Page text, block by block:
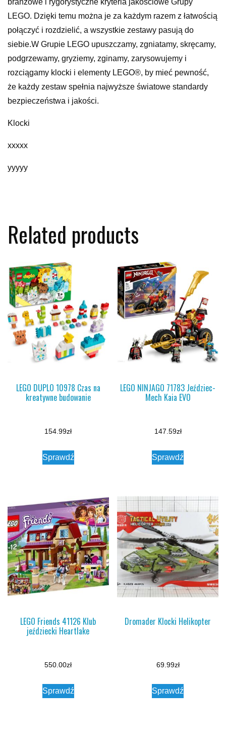
LEGO. Dzięki temu można je za każdym razem z łatwością
połączyć i rozdzielić, a wszystkie zestawy pasują do
siebie.W Grupie LEGO upuszczamy, zgniatamy, skręcamy,
podgrzewamy, gryziemy, zginamy, zarysowujemy i
rozciągamy klocki i elementy LEGO®, by mieć pewność,
że każdy zestaw spełnia najwyższe światowe standardy
bezpieczeństwa i jakości.
Klocki
xxxxx
yyyyy
Related products
LEGO DUPLO 10978 Czas na
kreatywne budowanie
154.99zł
Sprawdź
LEGO NINJAGO 71783 Jeździec-
Mech Kaia EVO
147.59zł
Sprawdź
LEGO Friends 41126 Klub
jeździecki Heartlake
550.00zł
Sprawdź
Dromader Klocki Helikopter
69.99zł
Sprawdź